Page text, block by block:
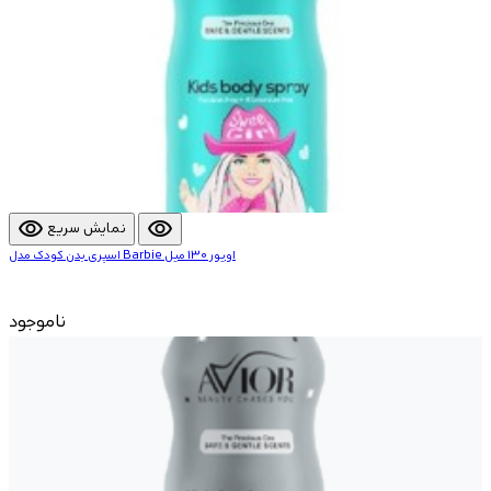
visibility نمایش سریع visibility
اسپری بدن کودک مدل Barbie اویور 130 میل
ناموجود